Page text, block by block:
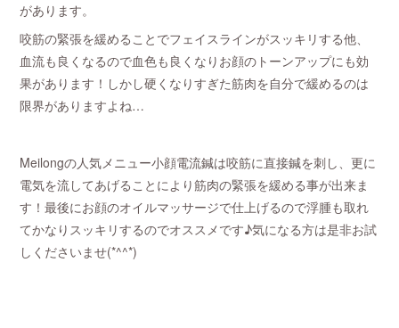
があります。
咬筋の緊張を緩めることでフェイスラインがスッキリする他、
血流も良くなるので血色も良くなりお顔のトーンアップにも効
果があります！しかし硬くなりすぎた筋肉を自分で緩めるのは
限界がありますよね…
Meilongの人気メニュー小顔電流鍼は咬筋に直接鍼を刺し、更に
電気を流してあげることにより筋肉の緊張を緩める事が出来ま
す！最後にお顔のオイルマッサージで仕上げるので浮腫も取れ
てかなりスッキリするのでオススメです♪気になる方は是非お試
しくださいませ(*^^*)